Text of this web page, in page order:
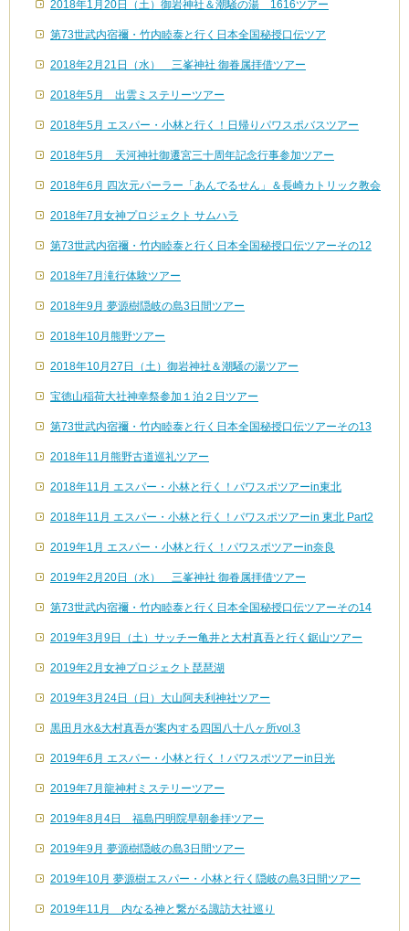
2018年1月20日（土）御岩神社＆潮騒の湯 1616ツアー
第73世武内宿禰・竹内睦泰と行く日本全国秘授口伝ツア
2018年2月21日（水） 三峯神社 御眷属拝借ツアー
2018年5月 出雲ミステリーツアー
2018年5月 エスパー・小林と行く！日帰りパワスポバスツアー
2018年5月 天河神社御遷宮三十周年記念行事参加ツアー
2018年6月 四次元パーラー「あんでるせん」＆長崎カトリック教会
2018年7月女神プロジェクト サムハラ
第73世武内宿禰・竹内睦泰と行く日本全国秘授口伝ツアーその12
2018年7月滝行体験ツアー
2018年9月 夢源樹隠岐の島3日間ツアー
2018年10月熊野ツアー
2018年10月27日（土）御岩神社＆潮騒の湯ツアー
宝徳山稲荷大社神幸祭参加１泊２日ツアー
第73世武内宿禰・竹内睦泰と行く日本全国秘授口伝ツアーその13
2018年11月熊野古道巡礼ツアー
2018年11月 エスパー・小林と行く！パワスポツアーin東北
2018年11月 エスパー・小林と行く！パワスポツアーin 東北 Part2
2019年1月 エスパー・小林と行く！パワスポツアーin奈良
2019年2月20日（水） 三峯神社 御眷属拝借ツアー
第73世武内宿禰・竹内睦泰と行く日本全国秘授口伝ツアーその14
2019年3月9日（土）サッチー亀井と大村真吾と行く鋸山ツアー
2019年2月女神プロジェクト琵琶湖
2019年3月24日（日）大山阿夫利神社ツアー
黒田月水&大村真吾が案内する四国八十八ヶ所vol.3
2019年6月 エスパー・小林と行く！パワスポツアーin日光
2019年7月龍神村ミステリーツアー
2019年8月4日 福島円明院早朝参拝ツアー
2019年9月 夢源樹隠岐の島3日間ツアー
2019年10月 夢源樹エスパー・小林と行く隠岐の島3日間ツアー
2019年11月 内なる神と繋がる諏訪大社巡り